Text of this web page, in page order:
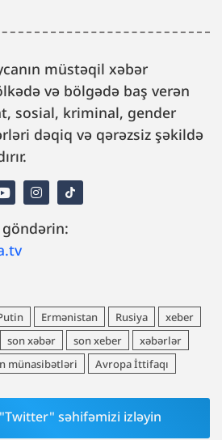
müstəqil xəbər
və bölgədə baş verən
sosial, kriminal, gender
dəqiq və qərəzsiz şəkildə
Ermənistan Rusiya
xeber
son xəbər son xeber
xəbərlər
münasibətləri
Avropa İttifaqı
səhifəmizi izləyin